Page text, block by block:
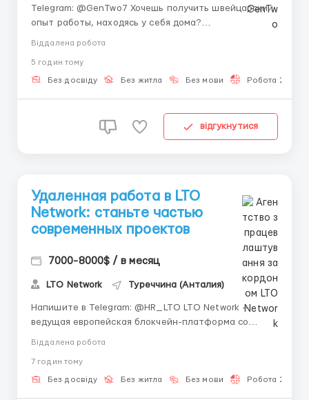
Telegram: @GenTwo7 Хочешь получить швейцарский
опыт работы, находясь у себя дома?
искусственного интеллекта, открывает набор на
позицию ассистента. Мы ищем амбициозных
Віддалена робота
5 годин тому
Без досвіду Без житла Без мови Робота 2-3
відгукнутися
Удаленная работа в LTO
Network: станьте частью
современных проектов
7000-8000$ / в месяц
LTO Network Туреччина (Анталия)
Напишите в Telegram: @HR_LTO LTO Network —
ведущая европейская блокчейн-платформа со
штаб-квартирой в Амстердаме. Мы создаём
используют бизнес и международные организации.
Открыта позиция для тех, кто хочет
Віддалена робота
7 годин тому
Без досвіду Без житла Без мови Робота 2-3